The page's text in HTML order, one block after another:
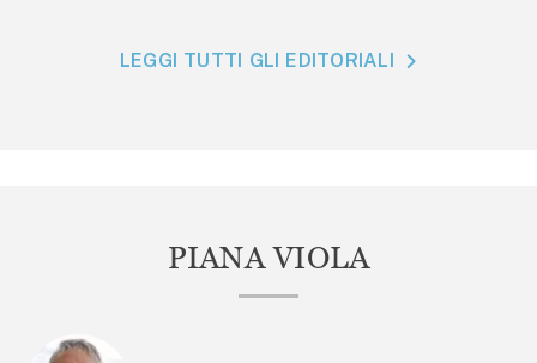
LEGGI TUTTI GLI EDITORIALI
PIANA VIOLA